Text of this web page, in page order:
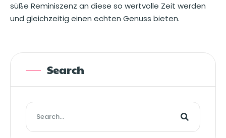
süße Reminiszenz an diese so wertvolle Zeit werden
und gleichzeitig einen echten Genuss bieten.
Search